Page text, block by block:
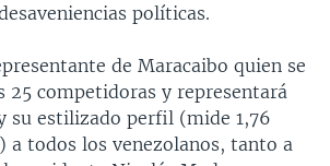
políticas.
de Maracaibo quien se
25 competidoras y representará
su estilizado perfil (mide 1,76
a todos los venezolanos, tanto a